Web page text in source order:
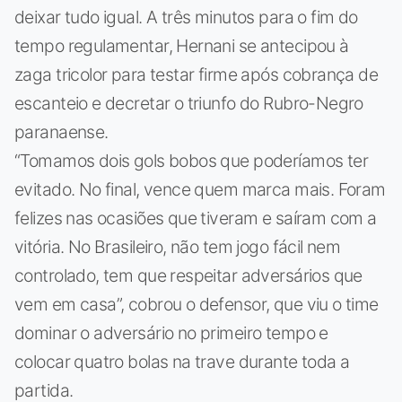
deixar tudo igual. A três minutos para o fim do
tempo regulamentar, Hernani se antecipou à
zaga tricolor para testar firme após cobrança de
escanteio e decretar o triunfo do Rubro-Negro
paranaense.
“Tomamos dois gols bobos que poderíamos ter
evitado. No final, vence quem marca mais. Foram
felizes nas ocasiões que tiveram e saíram com a
vitória. No Brasileiro, não tem jogo fácil nem
controlado, tem que respeitar adversários que
vem em casa”, cobrou o defensor, que viu o time
dominar o adversário no primeiro tempo e
colocar quatro bolas na trave durante toda a
partida.